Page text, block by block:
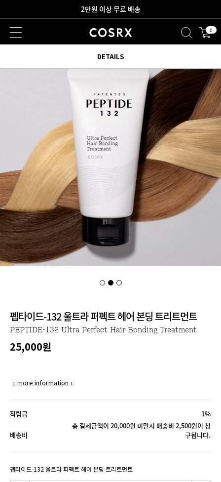
새로워진 회원 혜택을 만나보세요!
2만원 이상 무료 배송 0
펩타이드-132 울트라 퍼펙트 헤어 본딩 트리트먼트
PEPTIDE-132 Ultra Perfect Hair Bonding Treatment
25,000원
+ more information +
적립금 1%
배송비
총 결제금액이 20,000원 미만시 배송비 2,500원이 청
구됩니다.
펩타이드-132 울트라 퍼펙트 헤어 본딩 트리트먼트
DETAILS